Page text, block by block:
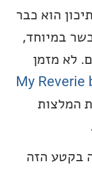
My